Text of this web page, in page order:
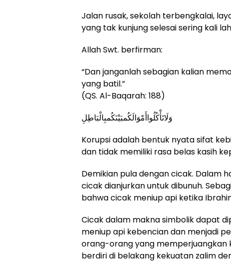
Jalan rusak, sekolah terbengkalai,
yang tak kunjung selesai sering kali
Allah Swt. berfirman:
“Dan janganlah sebagian kalian
yang batil.”
(QS. Al-Baqarah: 188)
وَلَاتَأْكُلُواأَمْوَالَكُمبَيْنَكُمبِالْبَاطِلِ
Korupsi adalah bentuk nyata sifat
dan tidak memiliki rasa belas kasih
Demikian pula dengan cicak. Dalam
cicak dianjurkan untuk dibunuh.
bahwa cicak meniup api ketika
Cicak dalam makna simbolik dapat
meniup api kebencian dan menjadi
orang-orang yang memperjuangkan
berdiri di belakang kekuatan zalim